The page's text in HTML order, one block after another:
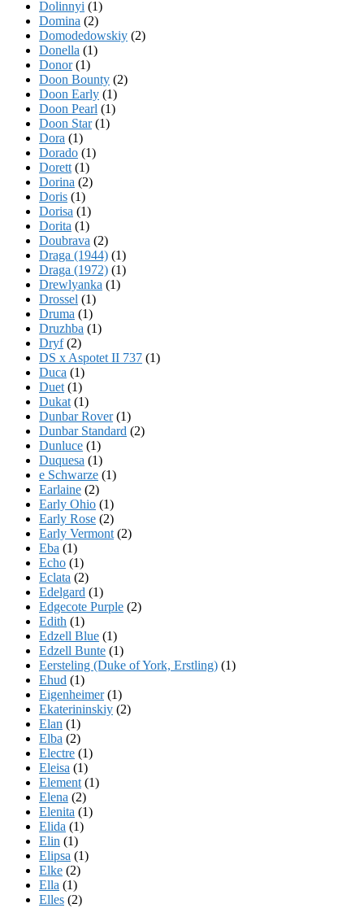
Dolinnyi (1)
Domina (2)
Domodedowskiy (2)
Donella (1)
Donor(1)
Doon Bounty (2)
Doon Early (1)
Doon Pearl (1)
Doon Star(1)
Dora (1)
Dorado (1)
Dorett (1)
Dorina (2)
Doris (1)
Dorisa (1)
Dorita (1)
Doubrava (2)
Draga (1944) (1)
Draga (1972) (1)
Drewlyanka (1)
Drossel (1)
Druma (1)
Druzhba (1)
Dryf(2)
DS x Aspotet II 737 (1)
Duca (1)
Duet (1)
Dukat (1)
Dunbar Rover(1)
Dunbar Standard (2)
Dunluce (1)
Duquesa (1)
e Schwarze (1)
Earlaine (2)
Early Ohio (1)
Early Rose (2)
Early Vermont (2)
Eba (1)
Echo (1)
Eclata (2)
Edelgard (1)
Edgecote Purple (2)
Edith (1)
Edzell Blue (1)
Edzell Bunte (1)
Eersteling (Duke of York, Erstling) (1)
Ehud (1)
Eigenheimer(1)
Ekaterininskiy (2)
Elan (1)
Elba (2)
Electre (1)
Eleisa (1)
Element (1)
Elena (2)
Elenita (1)
Elida (1)
Elin (1)
Elipsa (1)
Elke (2)
Ella (1)
Elles (2)